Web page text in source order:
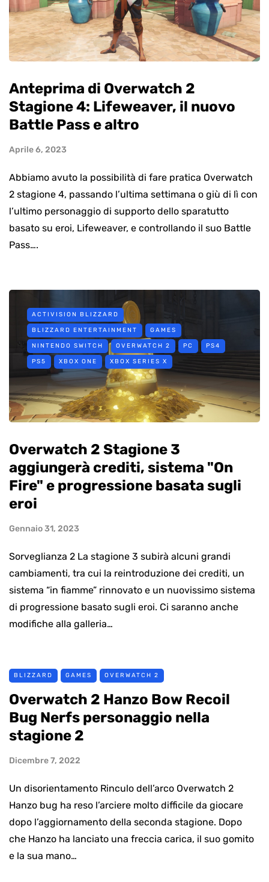
Anteprima di Overwatch 2
Stagione 4: Lifeweaver, il nuovo
Battle Pass e altro
Aprile 6, 2023
Abbiamo avuto la possibilità di fare pratica Overwatch
2 stagione 4, passando l’ultima settimana o giù di lì con
l’ultimo personaggio di supporto dello sparatutto
basato su eroi, Lifeweaver, e controllando il suo Battle
Pass….
ACTIVISION BLIZZARD
BLIZZARD ENTERTAINMENT GAMES
NINTENDO SWITCH OVERWATCH 2 PC PS4
PS5 XBOX ONE XBOX SERIES X
Overwatch 2 Stagione 3
aggiungerà crediti, sistema "On
Fire" e progressione basata sugli
eroi
Gennaio 31, 2023
Sorveglianza 2 La stagione 3 subirà alcuni grandi
cambiamenti, tra cui la reintroduzione dei crediti, un
sistema “in fiamme” rinnovato e un nuovissimo sistema
di progressione basato sugli eroi. Ci saranno anche
modifiche alla galleria…
BLIZZARD GAMES OVERWATCH 2
Overwatch 2 Hanzo Bow Recoil
Bug Nerfs personaggio nella
stagione 2
Dicembre 7, 2022
Un disorientamento Rinculo dell’arco Overwatch 2
Hanzo bug ha reso l’arciere molto difficile da giocare
dopo l’aggiornamento della seconda stagione. Dopo
che Hanzo ha lanciato una freccia carica, il suo gomito
e la sua mano…